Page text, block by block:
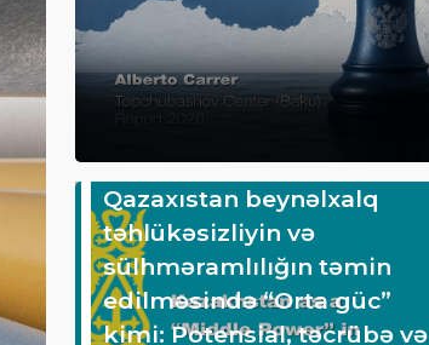
Qazaxıstan beynəlxalq
təhlükəsizliyin və
sülhməramlılığın təmin
edilməsində “Orta güc”
kimi: Potensial, təcrübə və